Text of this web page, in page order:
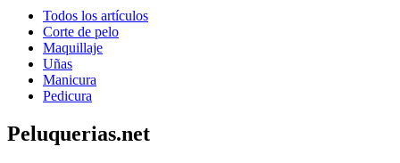
Todos los artículos
Corte de pelo
Maquillaje
Uñas
Manicura
Pedicura
Peluquerias.net